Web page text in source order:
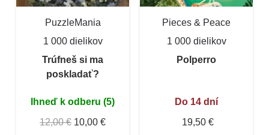
PuzzleMania
1 000 dielikov
Trúfneš si ma
poskladať?
Ihneď k odberu (5)
12,00 € 10,00 €
Pieces & Peace
1 000 dielikov
Polperro
Do 14 dní
19,50 €